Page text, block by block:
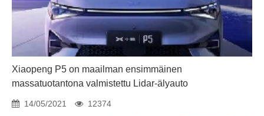
Xiaopeng P5 on maailman ensimmäinen
massatuotantona valmistettu Lidar-älyauto
14/05/2021 12374